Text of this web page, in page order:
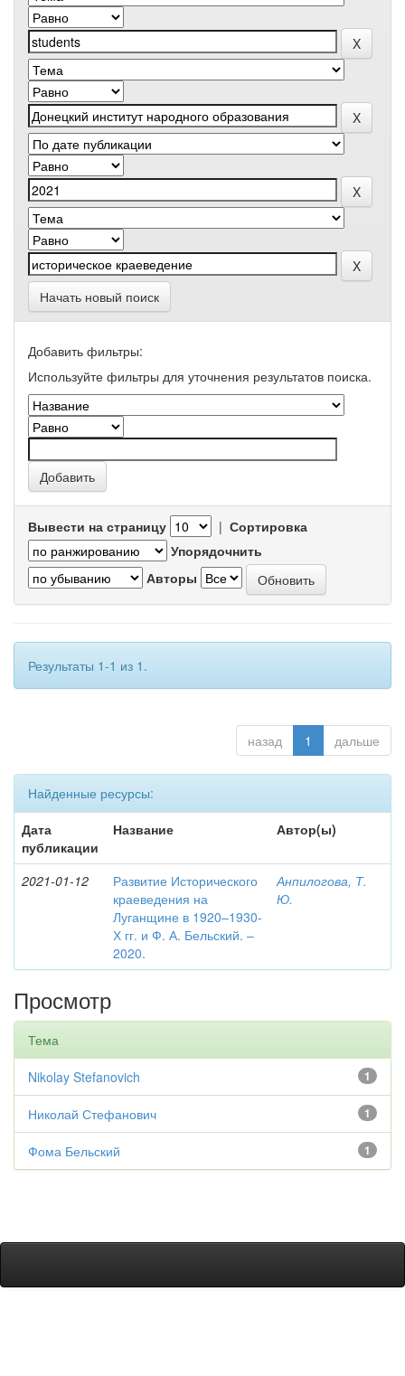
Начать новый поиск
Добавить фильтры:
Используйте фильтры для уточнения результатов поиска.
Вывести на страницу | Сортировка
Упорядочнить
Авторы
Результаты 1-1 из 1.
назад 1 дальше
Найденные ресурсы:
Дата
публикации
Название Автор(ы)
2021-01-12
Развитие Исторического
краеведения на
Луганщине в 1920–1930-
Х гг. и Ф. А. Бельский. –
2020.
Анпилогова, Т.
Ю.
Просмотр
Тема
1
Nikolay Stefanovich
1
Николай Стефанович
1
Фома Бельский